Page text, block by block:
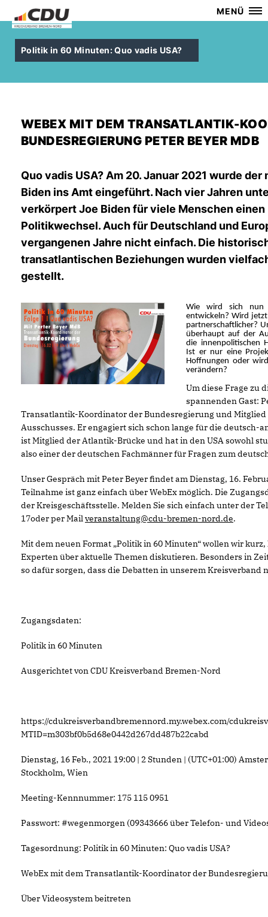
MENÜ
Politik in 60 Minuten: Quo vadis USA?
WEBEX MIT DEM TRANSATLANTIK-
BUNDESREGIERUNG PETER BEYER MDB
Quo vadis USA? Am 20. Januar 2021 wurde
Biden ins Amt eingeführt. Nach vier Jahren
verkörpert Joe Biden für viele Menschen einen
Politikwechsel. Auch für Deutschland und
vergangenen Jahre nicht einfach. Die
transatlantischen Beziehungen wurden
gestellt.
Wie wird sich nun
entwickeln? Wird
partnerschaftlicher?
überhaupt auf der
die innenpolitischen
Ist er nur eine
Hoffnungen oder
verändern?
Um diese Frage zu
spannenden Gast:
Transatlantik-Koordinator der Bundesregierung und Mitglied
Ausschusses. Er engagiert sich schon lange für die deutsch-
ist Mitglied der Atlantik-Brücke und hat in den USA sowohl
also einer der deutschen Fachmänner für Fragen zum
Unser Gespräch mit Peter Beyer findet am Dienstag, 16.
Teilnahme ist ganz einfach über WebEx möglich. Die
der Kreisgeschäftsstelle. Melden Sie sich einfach unter der
17oder per Mailveranstaltung@cdu-bremen-nord.de.
Mit dem neuen Format „Politik in 60 Minuten“ wollen wir
Experten über aktuelle Themen diskutieren. Besonders in
so dafür sorgen, dass die Debatten in unserem Kreisverband
Zugangsdaten:
Politik in 60 Minuten
Ausgerichtet von CDU Kreisverband Bremen-Nord
https://cdukreisverbandbremennord.my.webex.com/
MTID=m303bf0b5d68e0442d267dd487b22cabd
Dienstag, 16 Feb., 2021 19:00 | 2 Stunden | (UTC+01:00)
Stockholm, Wien
Meeting-Kennnummer: 175 115 0951
Passwort: #wegenmorgen (09343666 über Telefon- und
Tagesordnung: Politik in 60 Minuten: Quo vadis USA?
WebEx mit dem Transatlantik-Koordinator der
Über Videosystem beitreten